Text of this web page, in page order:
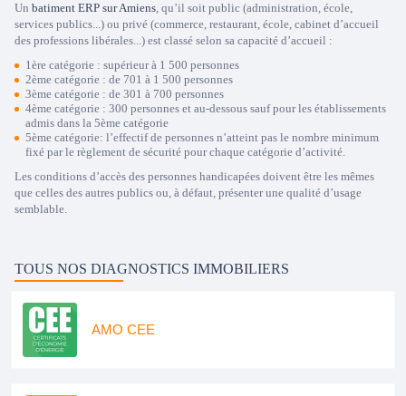
Un batiment ERP sur Amiens, qu’il soit public (administration, école,
services publics...) ou privé (commerce, restaurant, école, cabinet d’accueil
des professions libérales...) est classé selon sa capacité d’accueil :
1ère catégorie : supérieur à 1 500 personnes
2ème catégorie : de 701 à 1 500 personnes
3ème catégorie : de 301 à 700 personnes
4ème catégorie : 300 personnes et au-dessous sauf pour les établissements
admis dans la 5ème catégorie
5ème catégorie: l’effectif de personnes n’atteint pas le nombre minimum
fixé par le règlement de sécurité pour chaque catégorie d’activité.
Les conditions d’accès des personnes handicapées doivent être les mêmes
que celles des autres publics ou, à défaut, présenter une qualité d’usage
semblable.
TOUS NOS DIAGNOSTICS IMMOBILIERS
AMO CEE